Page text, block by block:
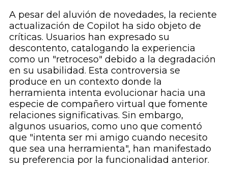
A pesar del aluvión de novedades, la reciente
actualización de Copilot ha sido objeto de
críticas. Usuarios han expresado su
descontento, catalogando la experiencia
como un "retroceso" debido a la degradación
en su usabilidad. Esta controversia se
produce en un contexto donde la
herramienta intenta evolucionar hacia una
especie de compañero virtual que fomente
relaciones significativas. Sin embargo,
algunos usuarios, como uno que comentó
que "intenta ser mi amigo cuando necesito
que sea una herramienta", han manifestado
su preferencia por la funcionalidad anterior.